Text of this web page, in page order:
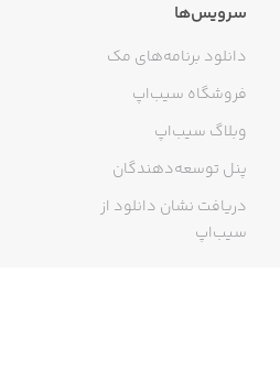
سرویس‌ها
دانلود برنامه‌های مک
فروشگاه سیب‌اپ
وبلاگ سیب‌اپ
پنل توسعه‌دهندگان
دریافت نشان دانلود از
سیب‌اپ